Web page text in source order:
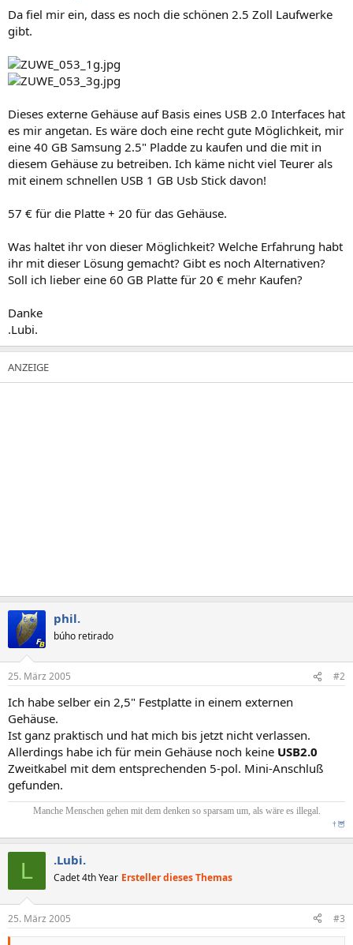
Da fiel mir ein, dass es noch die schönen 2.5 Zoll Laufwerke
gibt.
Dieses externe Gehäuse auf Basis eines USB 2.0 Interfaces hat
es mir angetan. Es wäre doch eine recht gute Möglichkeit, mir
eine 40 GB Samsung 2.5" Pladde zu kaufen und die mit in
diesem Gehäuse zu betreiben. Ich käme nicht viel Teurer als
mit einem schnellen USB 1 GB Usb Stick davon!
57 € für die Platte + 20 für das Gehäuse.
Was haltet ihr von dieser Möglichkeit? Welche Erfahrung habt
ihr mit dieser Lösung gemacht? Gibt es noch Alternativen?
Soll ich lieber eine 60 GB Platte für 20 € mehr Kaufen?
Danke
.Lubi.
phil.
búho retirado
25. März 2005 #2
Ich habe selber ein 2,5" Festplatte in einem externen
Gehäuse.
Ist ganz praktisch und hat mich bis jetzt nicht verlassen.
Allerdings habe ich für mein Gehäuse noch keine USB2.0
Zweitkabel mit dem entsprechenden 5-pol. Mini-Anschluß
gefunden.
Manche Menschen gehen mit dem denken so sparsam um, als wäre es illegal.
† 🦉
L .Lubi.
Cadet 4th Year Ersteller dieses Themas
25. März 2005 #3